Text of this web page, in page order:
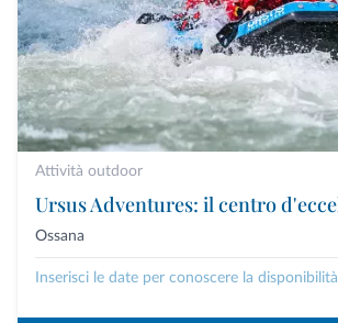
Attività outdoor
Ossana
Inserisci le date per conoscere la disponibilità